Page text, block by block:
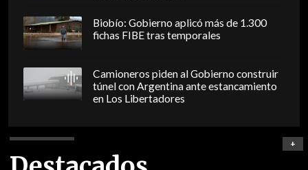
Biobío: Gobierno aplicó más de 1.300
fichas FIBE tras temporales
Camioneros piden al Gobierno construir
túnel con Argentina ante estancamiento
en Los Libertadores
+